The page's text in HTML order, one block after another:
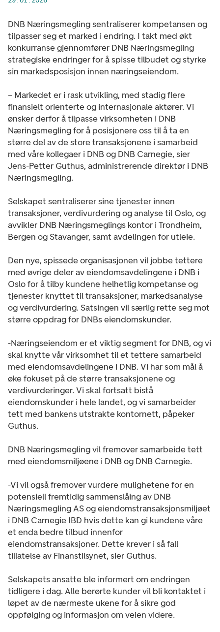
DNB Næringsmegling sentraliserer kompetansen og
tilpasser seg et marked i endring. I takt med økt
konkurranse gjennomfører DNB Næringsmegling
strategiske endringer for å spisse tilbudet og styrke
sin markedsposisjon innen næringseiendom.
– Markedet er i rask utvikling, med stadig flere
finansielt orienterte og internasjonale aktører. Vi
ønsker derfor å tilpasse virksomheten i DNB
Næringsmegling for å posisjonere oss til å ta en
større del av de store transaksjonene i samarbeid
med våre kollegaer i DNB og DNB Carnegie, sier
Jens-Petter Guthus, administrerende direktør i DNB
Næringsmegling.
Selskapet sentraliserer sine tjenester innen
transaksjoner, verdivurdering og analyse til Oslo, og
avvikler DNB Næringsmeglings kontor i Trondheim,
Bergen og Stavanger, samt avdelingen for utleie.
Den nye, spissede organisasjonen vil jobbe tettere
med øvrige deler av eiendomsavdelingene i DNB i
Oslo for å tilby kundene helhetlig kompetanse og
tjenester knyttet til transaksjoner, markedsanalyse
og verdivurdering. Satsingen vil særlig rette seg mot
større oppdrag for DNBs eiendomskunder.
-Næringseiendom er et viktig segment for DNB, og vi
skal knytte vår virksomhet til et tettere samarbeid
med eiendomsavdelingene i DNB. Vi har som mål å
øke fokuset på de større transaksjonene og
verdivurderinger. Vi skal fortsatt bistå
eiendomskunder i hele landet, og vi samarbeider
tett med bankens utstrakte kontornett, påpeker
Guthus.
DNB Næringsmegling vil fremover samarbeide tett
med eiendomsmiljøene i DNB og DNB Carnegie.
-Vi vil også fremover vurdere mulighetene for en
potensiell fremtidig sammenslåing av DNB
Næringsmegling AS og eiendomstransaksjonsmiljøet
i DNB Carnegie IBD hvis dette kan gi kundene våre
et enda bedre tilbud innenfor
eiendomstransaksjoner. Dette krever i så fall
tillatelse av Finanstilsynet, sier Guthus.
Selskapets ansatte ble informert om endringen
tidligere i dag. Alle berørte kunder vil bli kontaktet i
løpet av de nærmeste ukene for å sikre god
oppfølging og informasjon om veien videre.